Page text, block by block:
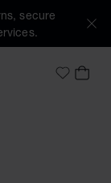
secure
MyMY